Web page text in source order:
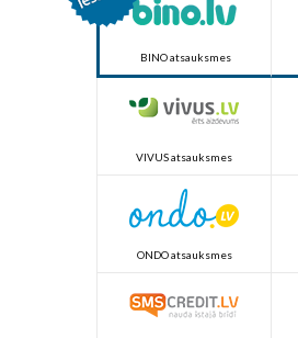
BINO atsauksmes
VIVUS atsauksmes
ONDO atsauksmes